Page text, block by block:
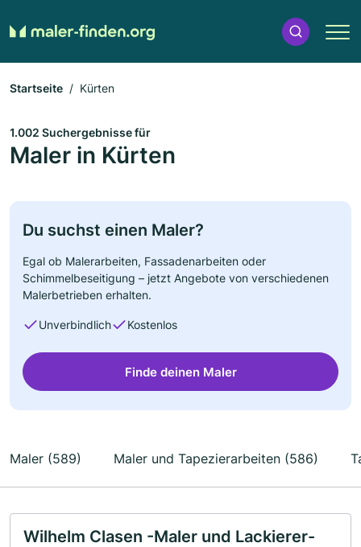
Startseite Kürten
1.002 Suchergebnisse für
Maler in Kürten
Du suchst einen Maler?
Egal ob Malerarbeiten, Fassadenarbeiten oder
Schimmelbeseitigung – jetzt Angebote von verschiedenen
Malerbetrieben erhalten.
Unverbindlich Kostenlos
Finde deinen Maler
Maler (589) Maler und Tapezierarbeiten (586)
Wilhelm Clasen -Maler und Lackierer-